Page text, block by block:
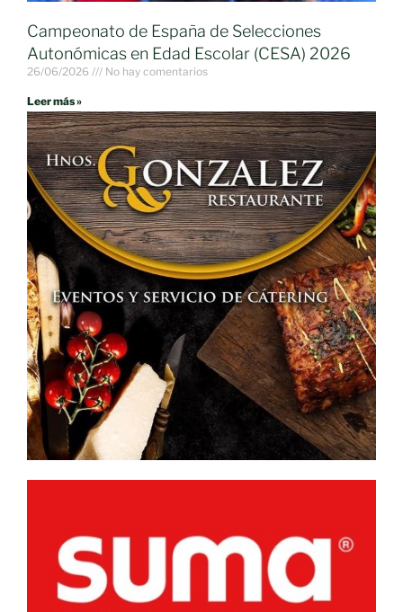
Campeonato de España de Selecciones
Autonómicas en Edad Escolar (CESA) 2026
26/06/2026 No hay comentarios
Leer más »